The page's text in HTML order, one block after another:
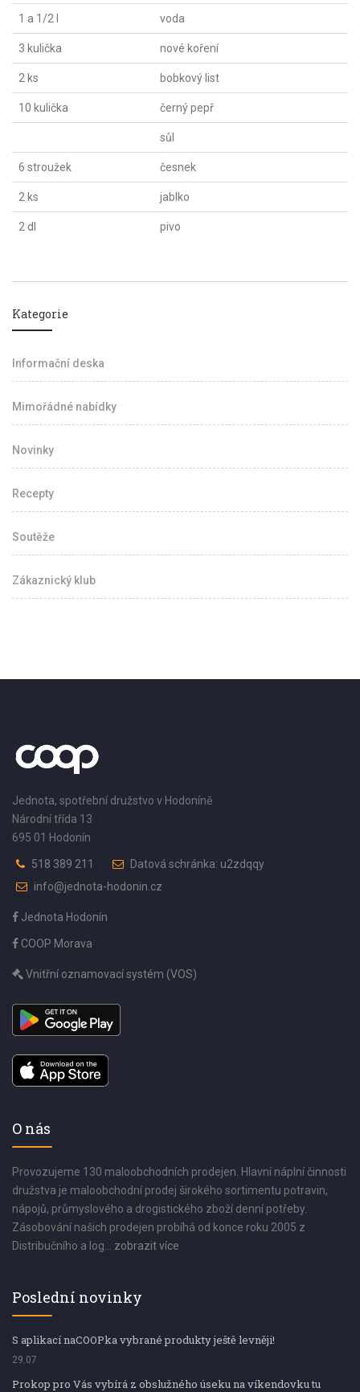
1 a 1/2 l voda
3 kulička nové koření
2 ks bobkový list
10 kulička černý pepř
sůl
6 stroužek česnek
2 ks jablko
2 dl pivo
Kategorie
Informační deska
Mimořádné nabídky
Novinky
Recepty
Soutěže
Zákaznický klub
Jednota, spotřební družstvo v Hodoníně
Národní třída 13
695 01 Hodonín
518 389 211
Datová schránka: u2zdqqy
info@jednota-hodonin.cz
Jednota Hodonín
COOP Morava
Vnitřní oznamovací systém (VOS)
O nás
Provozujeme 130 maloobchodních prodejen. Hlavní náplní činnosti
družstva je maloobchodní prodej širokého sortimentu potravin,
nápojů, průmyslového a drogistického zboží denní potřeby.
Zásobování našich prodejen probíhá od konce roku 2005 z
Distribučního a log... zobrazit více
Poslední novinky
S aplikací naCOOPka vybrané produkty ještě levněji!
29.07
Prokop pro Vás vybírá z obslužného úseku na víkendovku tu